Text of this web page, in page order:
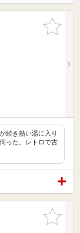
お気に入
りに追加
続き熱い湯に入り
った。レトロで古
お気に入
りに追加